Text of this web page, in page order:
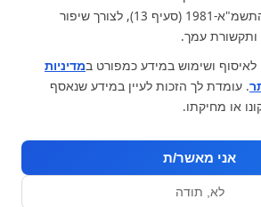
לחוק הגנת הפרטיות, התשמ"א-1981 (סעיף 13), לצורך שיפור
ותקשורת עמך.
ושימוש במידע כמפורט במדיניות
. עומדת לך הזכות לעיין במידע שנאסף
או מחיקתו.
אני מאשר/ת
לא, תודה